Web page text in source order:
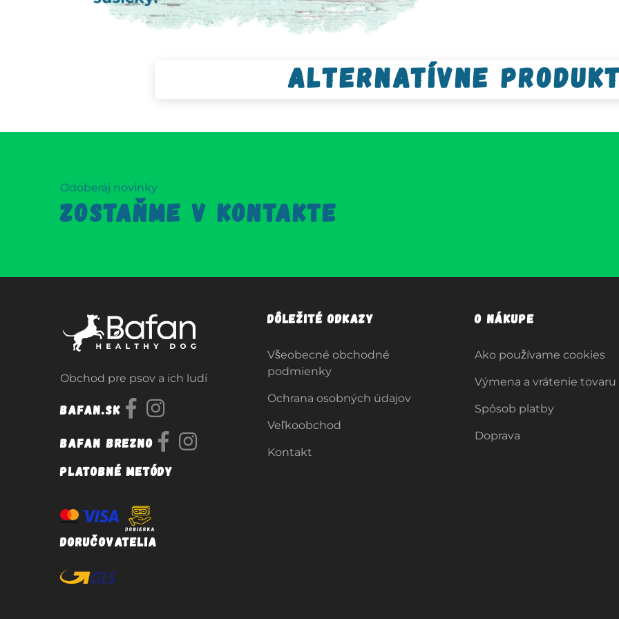
Alternatívne
Odoberaj novinky
ZOSTAŇME V KONTAKTE
Obchod pre psov a ich ludí
Bafan.sk
Bafan Brezno
Platobné metódy
Doručovatelia
Dôležité odkazy
Všeobecné obchodné
podmienky
Ochrana osobných údajov
Veľkoobchod
Kontakt
O nákupe
Ako používame cookies
Výmena a vrátenie tovaru
Spôsob platby
Doprava